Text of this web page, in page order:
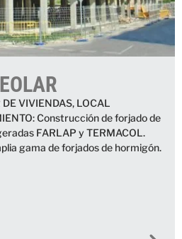
VIVIENDAS, LOCAL
Construcción de forjado de
FARLAP y TERMACOL.
gama de forjados de hormigón.